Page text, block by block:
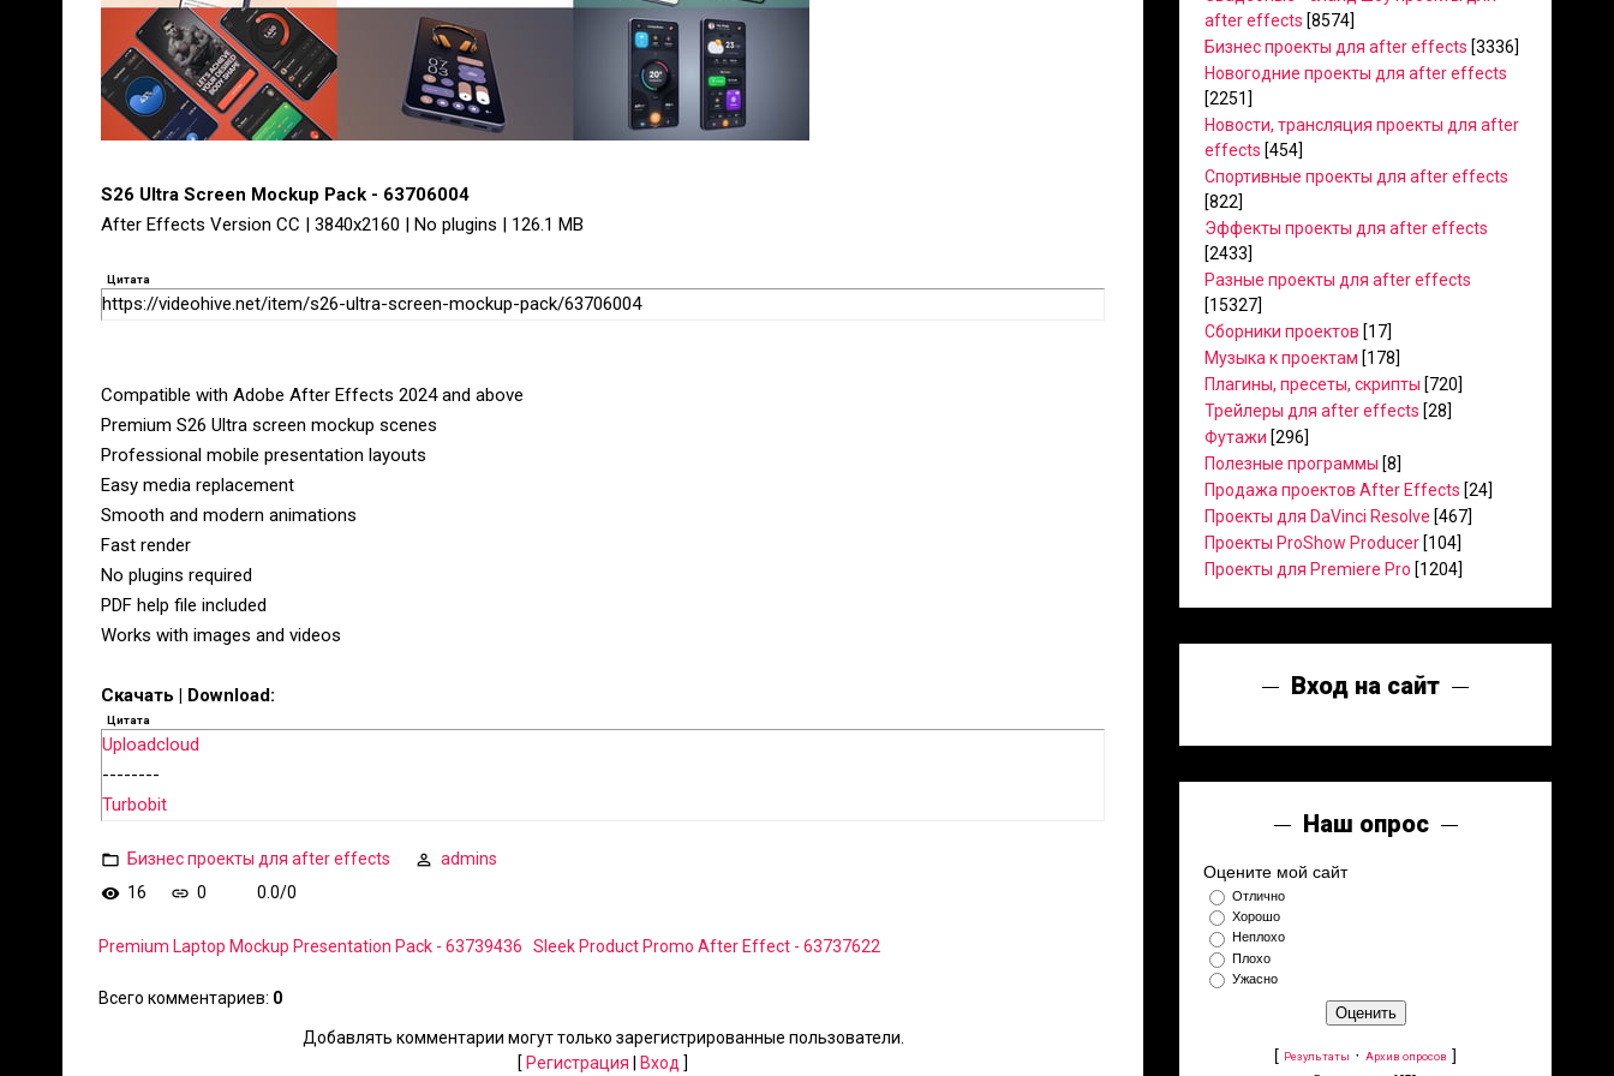
S26 Ultra Screen Mockup Pack - 63706004
After Effects Version CC | 3840x2160 | No plugins | 126.1 MB
Цитата
https://videohive.net/item/s26-ultra-screen-mockup-pack/63706004
Compatible with Adobe After Effects 2024 and above
Premium S26 Ultra screen mockup scenes
Professional mobile presentation layouts
Easy media replacement
Smooth and modern animations
Fast render
No plugins required
PDF help file included
Works with images and videos
Скачать | Download:
Цитата
Uploadcloud
--------
Turbobit
Бизнес проекты для after effects
admins
16
0 0.0/0
Premium Laptop Mockup Presentation Pack - 63739436 Sleek Product Promo After Effect - 63737622
Всего комментариев: 0
Добавлять комментарии могут только зарегистрированные пользователи.
[ Регистрация Вход ]
after effects [8574]
Бизнес проекты для after effects [3336]
Новогодние проекты для after effects
[2251]
Новости, трансляция проекты для after
effects [454]
Спортивные проекты для after effects
[822]
Эффекты проекты для after effects
[2433]
Разные проекты для after effects
[15327]
Сборники проектов [17]
Музыка к проектам [178]
Плагины, пресеты, скрипты [720]
Трейлеры для after effects [28]
Футажи [296]
Полезные программы [8]
Продажа проектов After Effects [24]
Проекты для DaVinci Resolve [467]
Проекты ProShow Producer [104]
Проекты для Premiere Pro [1204]
Вход на сайт
Наш опрос
Оцените мой сайт
Отлично
Хорошо
Неплохо
Плохо
Ужасно
[ Результаты · Архив опросов ]